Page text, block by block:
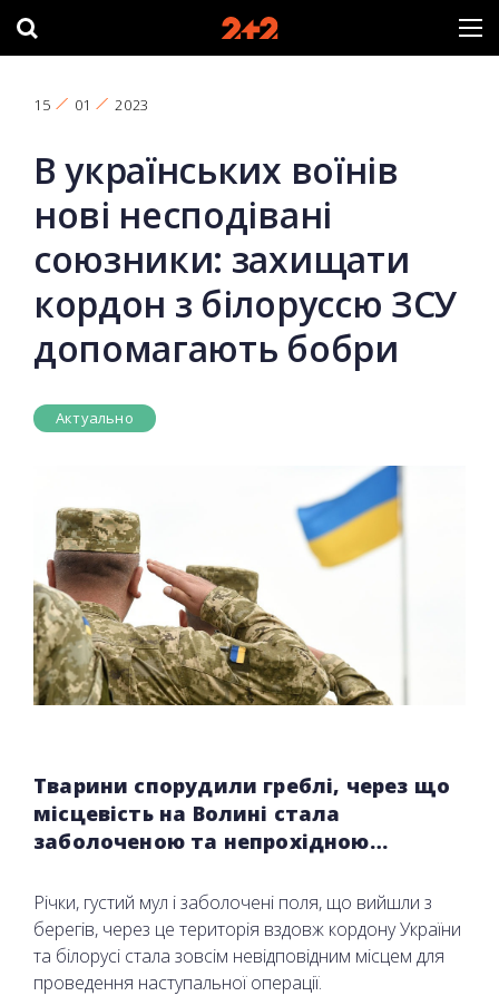
15 01 2023
В українських воїнів
нові несподівані
союзники: захищати
кордон з білоруссю ЗСУ
допомагають бобри
Актуально
Тварини спорудили греблі, через що
місцевість на Волині стала
заболоченою та непрохідною…
Річки, густий мул і заболочені поля, що вийшли з
берегів, через це територія вздовж кордону України
та білорусі стала зовсім невідповідним місцем для
проведення наступальної операції.